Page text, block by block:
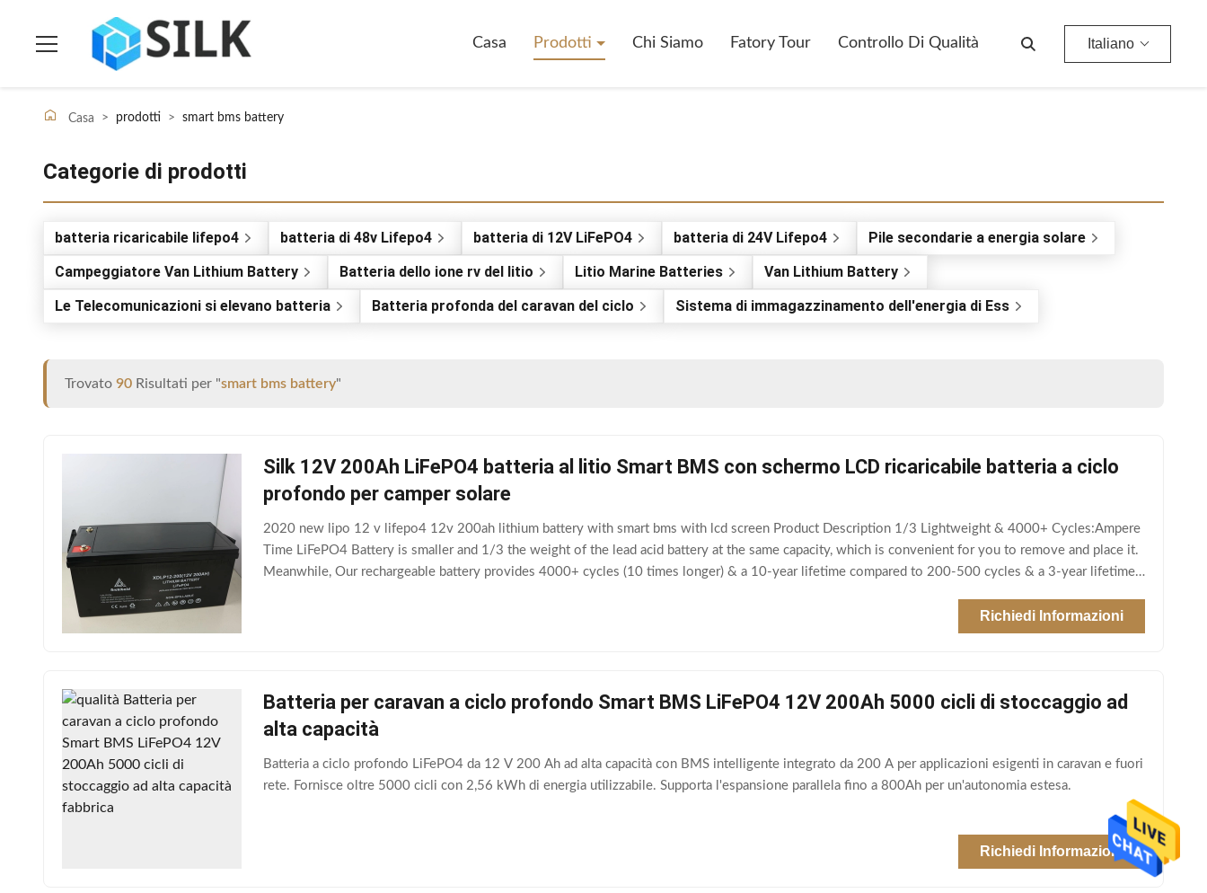
Casa Prodotti Chi Siamo Fatory Tour Controllo Di Qualità Italiano
Casa > prodotti > smart bms battery
Categorie di prodotti
batteria ricaricabile lifepo4 batteria di 48v Lifepo4 batteria di 12V LiFePO4 batteria di 24V Lifepo4
Pile secondarie a energia solare
Campeggiatore Van Lithium Battery
Batteria dello ione rv del litio Litio Marine Batteries
Van Lithium Battery
Le Telecomunicazioni si elevano batteria
Batteria profonda del caravan del ciclo Sistema di immagazzinamento dell'energia di Ess
Trovato 90 Risultati per "smart bms battery"
Silk 12V 200Ah LiFePO4 batteria al litio Smart BMS con schermo LCD ricaricabile batteria a ciclo
profondo per camper solare
2020 new lipo 12 v lifepo4 12v 200ah lithium battery with smart bms with lcd screen Product Description 1/3 Lightweight & 4000+ Cycles:Ampere
Time LiFePO4 Battery is smaller and 1/3 the weight of the lead acid battery at the same capacity, which is convenient for you to remove and place it.
Meanwhile, Our rechargeable battery provides 4000+ cycles (10 times longer) & a 10-year lifetime compared to 200-500 cycles & a 3-year lifetime
Richiedi Informazioni
Batteria per caravan a ciclo profondo Smart BMS LiFePO4 12V 200Ah 5000 cicli di stoccaggio ad
alta capacità
Batteria a ciclo profondo LiFePO4 da 12 V 200 Ah ad alta capacità con BMS intelligente integrato da 200 A per applicazioni esigenti in caravan e fuori
rete. Fornisce oltre 5000 cicli con 2,56 kWh di energia utilizzabile. Supporta l'espansione parallela fino a 800Ah per un'autonomia estesa.
Richiedi Informazioni